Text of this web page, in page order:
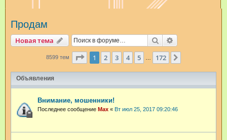
Продам
Новая тема Поиск
8599 тем Страница из 172
1 2 3 4 5 172
Объявления
Внимание, мошенники!
Последнее сообщение Max « Вт июл 25, 2017 09:20:46